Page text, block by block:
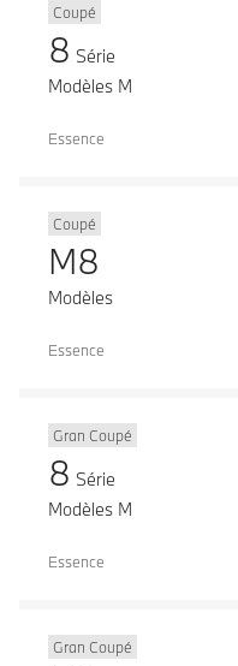
Coupé
8 Série
Modèles M
Essence
Coupé
M8
Modèles
Essence
Gran Coupé
8 Série
Modèles M
Essence
Gran Coupé